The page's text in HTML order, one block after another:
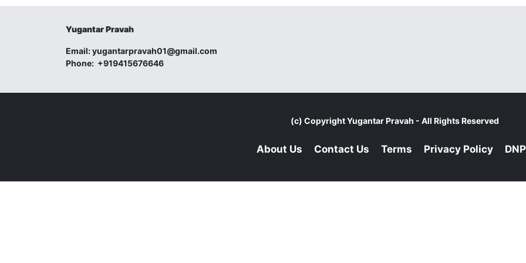
Yugantar Pravah
Email:yugantarpravah01@gmail.com
Phone: +919415676646
(c) CopyrightYugantar Pravah - All Rights Reserved
About Us Contact Us Terms Privacy Policy